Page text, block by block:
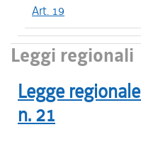
Art. 19
Leggi regionali
Legge regionale
n. 21